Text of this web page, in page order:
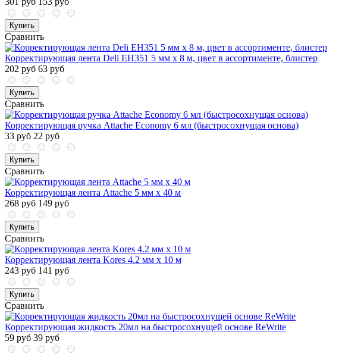
Купить
Сравнить
Корректирующая лента Deli EH351 5 мм x 8 м, цвет в ассортименте, блистер
202 руб 63 руб
Купить
Сравнить
Корректирующая ручка Attache Economy 6 мл (быстросохнущая основа)
33 руб 22 руб
Купить
Сравнить
Корректирующая лента Attache 5 мм x 40 м
268 руб 149 руб
Купить
Сравнить
Корректирующая лента Kores 4.2 мм x 10 м
243 руб 141 руб
Купить
Сравнить
Корректирующая жидкость 20мл на быстросохнущей основе ReWrite
59 руб 39 руб